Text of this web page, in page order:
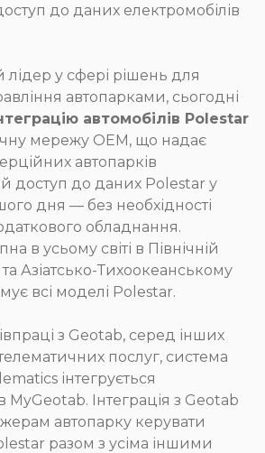
до даних електромобілів
лідер у сфері рішень для
автопарками, сьогодні
автомобілів Polestar
мережу OEM, що надає
автопарків
доступ до даних Polestar у
дня — без необхідності
обладнання.
в усьому світі в Північній
Азіатсько-Тихоокеанському
всі моделі Polestar.
з Geotab, серед інших
послуг, система
інтегрується
Інтеграція з Geotab
автопарку керувати
разом з усіма іншими